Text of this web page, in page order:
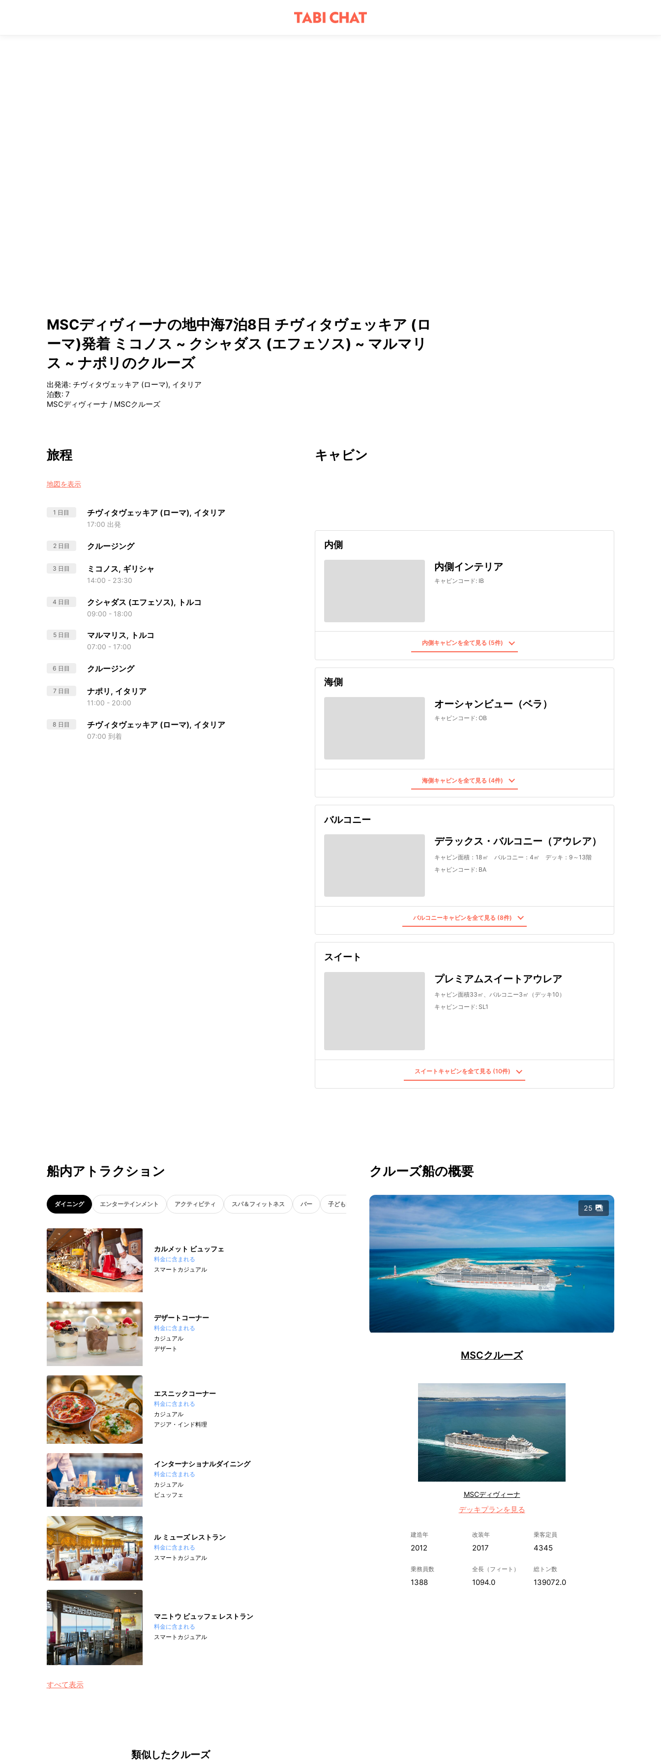
MSCディヴィーナの地中海7泊8日 チヴィタヴェッキア (ロ
ーマ)発着 ミコノス ~ クシャダス (エフェソス) ~ マルマリ
ス ~ ナポリのクルーズ
出発港: チヴィタヴェッキア (ローマ), イタリア
泊数: 7
MSCディヴィーナ / MSCクルーズ
旅程
地図を表示
1 日目 チヴィタヴェッキア (ローマ), イタリア
17:00 出発
2 日目 クルージング
3 日目 ミコノス, ギリシャ
14:00 - 23:30
4 日目 クシャダス (エフェソス), トルコ
09:00 - 18:00
5 日目 マルマリス, トルコ
07:00 - 17:00
6 日目 クルージング
7 日目 ナポリ, イタリア
11:00 - 20:00
8 日目 チヴィタヴェッキア (ローマ), イタリア
07:00 到着
キャビン
内側
内側インテリア
キャビンコード: IB
内側キャビンを全て見る (5件)
海側
オーシャンビュー（ベラ）
キャビンコード: OB
海側キャビンを全て見る (4件)
バルコニー
デラックス・バルコニー（アウレア）
キャビン面積：18㎡ バルコニー：4㎡ デッキ：9～13階
キャビンコード: BA
バルコニーキャビンを全て見る (8件)
スイート
プレミアムスイートアウレア
キャビン面積33㎡、バルコニー3㎡（デッキ10）
キャビンコード: SL1
スイートキャビンを全て見る (10件)
船内アトラクション
ダイニング エンターテインメント アクティビティ スパ＆フィットネス バー 子ども向け
カルメット ビュッフェ
料金に含まれる
スマートカジュアル
デザートコーナー
料金に含まれる
カジュアル
デザート
エスニックコーナー
料金に含まれる
カジュアル
アジア・インド料理
インターナショナルダイニング
料金に含まれる
カジュアル
ビュッフェ
ル ミューズ レストラン
料金に含まれる
スマートカジュアル
マニトウ ビュッフェ レストラン
料金に含まれる
スマートカジュアル
すべて表示
クルーズ船の概要
25
MSCクルーズ
MSCディヴィーナ
デッキプランを見る
建造年
2012
改装年
2017
乗客定員
4345
乗務員数
1388
全長（フィート）
1094.0
総トン数
139072.0
類似したクルーズ